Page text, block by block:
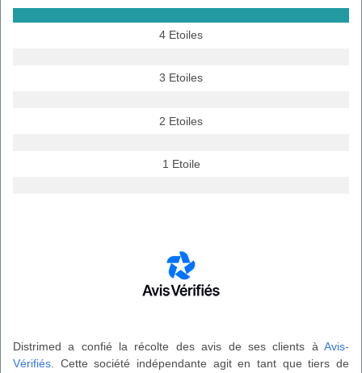
4 Etoiles
3 Etoiles
2 Etoiles
1 Etoile
Distrimed a confié la récolte des avis de ses clients à Avis-
Vérifiés . Cette société indépendante agit en tant que tiers de